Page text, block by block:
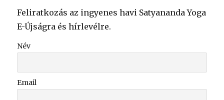
Feliratkozás az ingyenes havi Satyananda Yoga
E-Újságra és hírlevélre.
Név
Email